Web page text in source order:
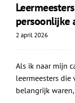
persoonlijke
2 april 2026
Als ik naar mijn
leermeesters
belangrijk waren,